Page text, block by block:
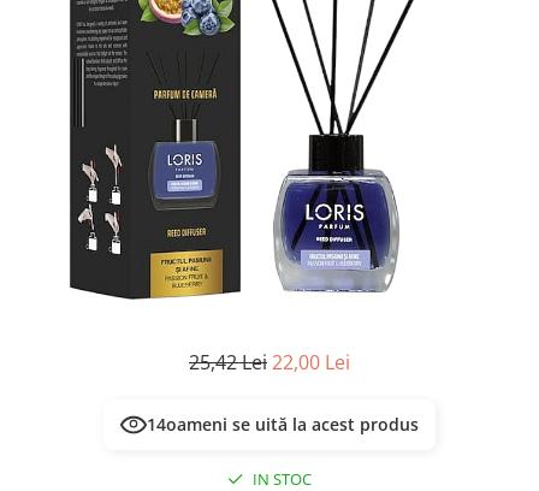
Masca & Gel de par
Sampon
Vopsea de par
Servetele Umede & Uscate
25,42 Lei22,00 Lei
14oameni se uită la acest produs
IN STOC